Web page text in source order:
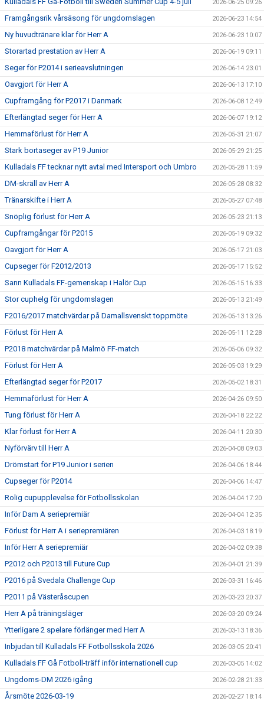
2026-06-25 09:26
Framgångsrik vårsäsong för ungdomslagen 2026-06-23 14:54
Ny huvudtränare klar för Herr A 2026-06-23 10:07
Storartad prestation av Herr A 2026-06-19 09:11
Seger för P2014 i serieavslutningen 2026-06-14 23:01
Oavgjort för Herr A 2026-06-13 17:10
Cupframgång för P2017 i Danmark 2026-06-08 12:49
Efterlängtad seger för Herr A 2026-06-07 19:12
Hemmaförlust för Herr A 2026-05-31 21:07
Stark bortaseger av P19 Junior 2026-05-29 21:25
Kulladals FF tecknar nytt avtal med Intersport och Umbro 2026-05-28 11:59
DM-skräll av Herr A 2026-05-28 08:32
Tränarskifte i Herr A 2026-05-27 07:48
Snöplig förlust för Herr A 2026-05-23 21:13
Cupframgångar för P2015 2026-05-19 09:32
Oavgjort för Herr A 2026-05-17 21:03
Cupseger för F2012/2013 2026-05-17 15:52
Sann Kulladals FF-gemenskap i Halör Cup 2026-05-15 16:33
Stor cuphelg för ungdomslagen 2026-05-13 21:49
F2016/2017 matchvärdar på Damallsvenskt toppmöte 2026-05-13 13:26
Förlust för Herr A 2026-05-11 12:28
P2018 matchvärdar på Malmö FF-match 2026-05-06 09:32
Förlust för Herr A 2026-05-03 19:29
Efterlängtad seger för P2017 2026-05-02 18:31
Hemmaförlust för Herr A 2026-04-26 09:50
Tung förlust för Herr A 2026-04-18 22:22
Klar förlust för Herr A 2026-04-11 20:30
Nyförvärv till Herr A 2026-04-08 09:03
Drömstart för P19 Junior i serien 2026-04-06 18:44
Cupseger för P2014 2026-04-06 14:47
Rolig cupupplevelse för Fotbollsskolan 2026-04-04 17:20
Inför Dam A seriepremiär 2026-04-04 12:35
Förlust för Herr A i seriepremiären 2026-04-03 18:19
Inför Herr A seriepremiär 2026-04-02 09:38
P2012 och P2013 till Future Cup 2026-04-01 21:39
P2016 på Svedala Challenge Cup 2026-03-31 16:46
P2011 på Västeråscupen 2026-03-23 20:37
Herr A på träningsläger 2026-03-20 09:24
Ytterligare 2 spelare förlänger med Herr A 2026-03-13 18:36
Inbjudan till Kulladals FF Fotbollsskola 2026 2026-03-05 20:41
Kulladals FF Gå Fotboll-träff inför internationell cup 2026-03-05 14:02
Ungdoms-DM 2026 igång 2026-02-28 21:33
Årsmöte 2026-03-19 2026-02-27 18:14